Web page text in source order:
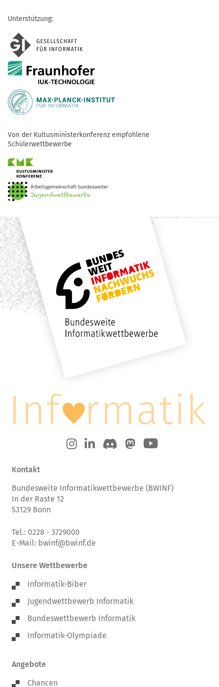
Unterstützung:
Von der Kultusministerkonferenz empfohlene
Schülerwettbewerbe
Kontakt
Bundesweite Informatikwettbewerbe (BWINF)
In der Raste 12
53129 Bonn
Tel.: 0228 - 3729000
E-Mail: bwinf@bwinf.de
Unsere Wettbewerbe
Informatik-Biber
Jugendwettbewerb Informatik
Bundeswettbewerb Informatik
Informatik-Olympiade
Angebote
Chancen